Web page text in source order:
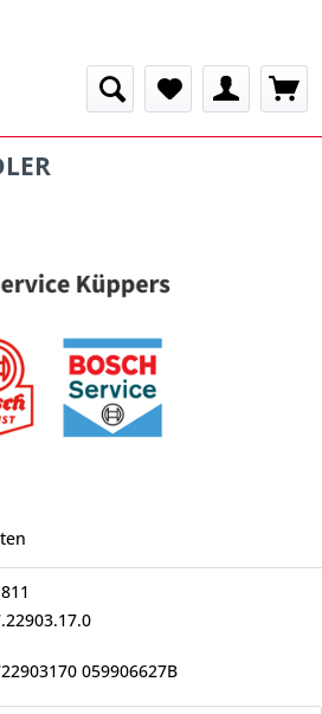
059906627B